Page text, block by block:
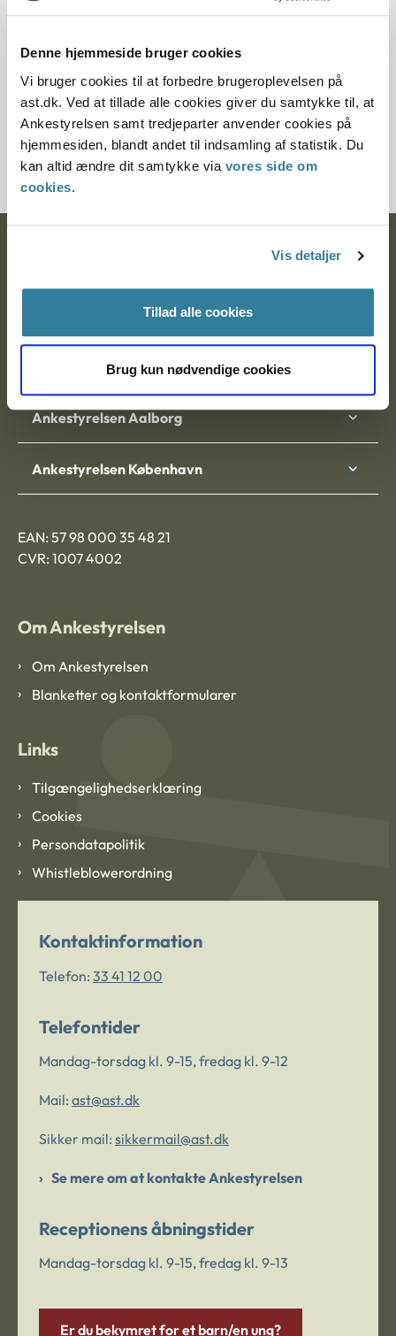
Denne hjemmeside bruger cookies
Vi bruger cookies til at forbedre brugeroplevelsen på
ast.dk. Ved at tillade alle cookies giver du samtykke til, at
Ankestyrelsen samt tredjeparter anvender cookies på
hjemmesiden, blandt andet til indsamling af statistik. Du
kan altid ændre dit samtykke via vores side om
cookies.
Vis detaljer
Tillad alle cookies
Brug kun nødvendige cookies
Journalnummer
21168-91
Postadresse:
9000 Aalborg
Ankestyrelsen Aalborg
Ankestyrelsen København
EAN: 57 98 000 35 48 21
CVR: 1007 4002
Om Ankestyrelsen
Om Ankestyrelsen
Blanketter og kontaktformularer
Links
Tilgængelighedserklæring
Cookies
Persondatapolitik
Whistleblowerordning
Kontaktinformation
Telefon: 33 41 12 00
Telefontider
Mandag-torsdag kl. 9-15, fredag kl. 9-12
Mail: ast@ast.dk
Sikker mail: sikkermail@ast.dk
Se mere om at kontakte Ankestyrelsen
Receptionens åbningstider
Mandag-torsdag kl. 9-15, fredag kl. 9-13
Er du bekymret for et barn/en ung?